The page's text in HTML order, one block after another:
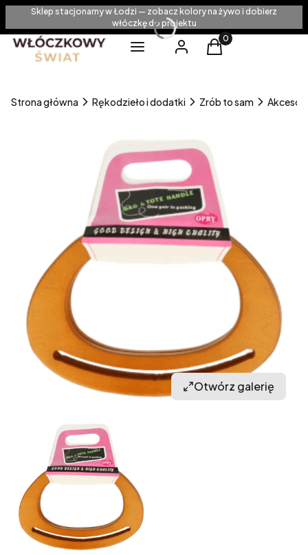
Sklep stacjonarny w Łodzi — zobacz kolory na żywo i dobierz
włóczkę do projektu
Menu
Zaloguj sięProdukty w
Koszyk
Strona główna Rękodzieło i dodatki Zrób to sam
Otwórz galerię